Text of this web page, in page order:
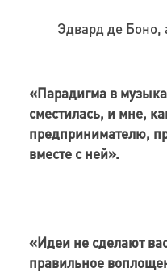
Эдвард де Боно,
«Парадигма в
сместилась, и мне,
предпринимателю,
вместе с ней».
«Идеи не сделают
правильное